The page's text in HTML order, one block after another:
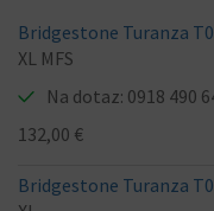
Bridgestone Turanza
XL MFS
Na dotaz: 0918 490
132,00 €
Bridgestone Turanza